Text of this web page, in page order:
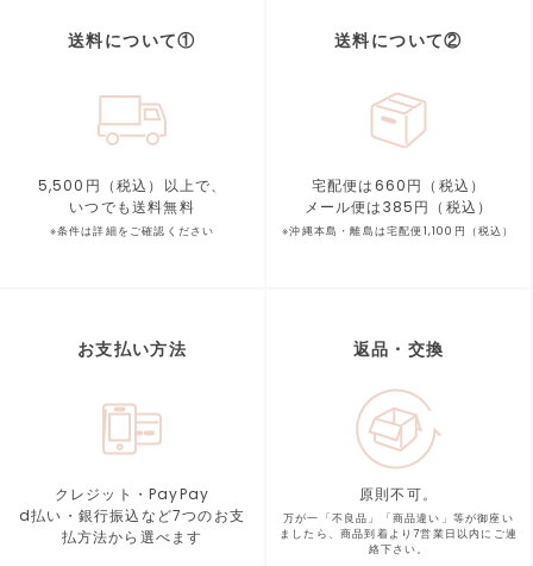
送料について①
5,500円（税込）以上で、
いつでも送料無料
※条件は詳細をご確認ください
送料について②
宅配便は660円（税込）
メール便は385円（税込）
※沖縄本島・離島は宅配便1,100円（税込）
お支払い方法
クレジット・PayPay
d払い・銀行振込など7つのお支
払方法から選べます
返品・交換
原則不可。
万が一「不良品」「商品違い」等が御座い
ましたら、商品到着より7営業日以内にご連
絡下さい。